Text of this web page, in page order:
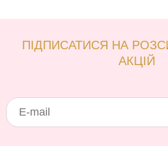
ПІДПИСАТИСЯ НА
АКЦІЙ